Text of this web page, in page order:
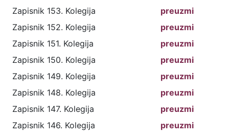
Zapisnik 153. Kolegija
preuzmi
Zapisnik 152. Kolegija
preuzmi
Zapisnik 151. Kolegija
preuzmi
Zapisnik 150. Kolegija
preuzmi
Zapisnik 149. Kolegija
preuzmi
Zapisnik 148. Kolegija
preuzmi
Zapisnik 147. Kolegija
preuzmi
Zapisnik 146. Kolegija
preuzmi